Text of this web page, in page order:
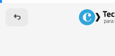
Skip
content